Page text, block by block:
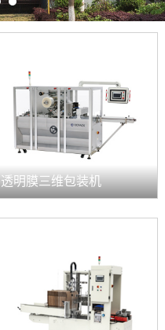
透明膜三维包装机